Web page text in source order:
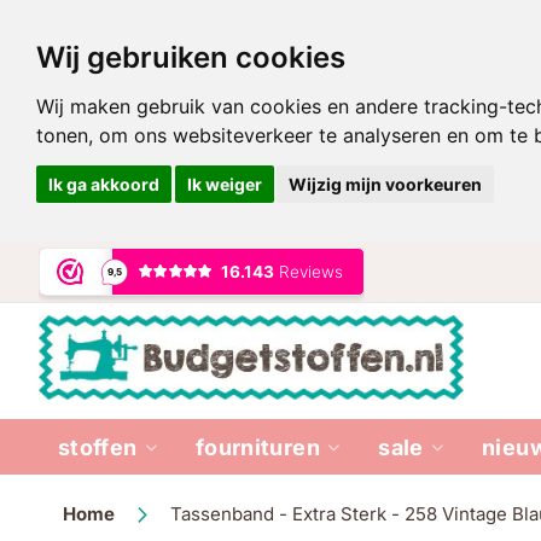
Wij gebruiken cookies
Wij maken gebruik van cookies en andere tracking-
tonen, om ons websiteverkeer te analyseren en om
Ik ga akkoord Ik weiger Wijzig mijn voorkeuren
Ga
naar
de
inhoud
stoffen fournituren sale
Home Tassenband - Extra Sterk - 258 Vintage